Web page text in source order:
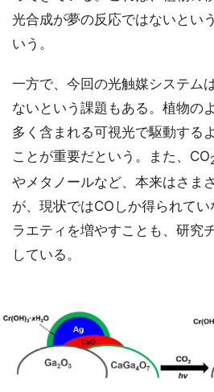
光合成が夢の反応ではないとい
いう。
一方で、今回の光触媒システム
ないという課題もある。植物の
多く含まれる可視光で駆動する
ことが重要だという。また、CO
やメタノールなど、本来はさま
が、現状ではCOしか得られて
ラエティを増やすことも、研究
している。